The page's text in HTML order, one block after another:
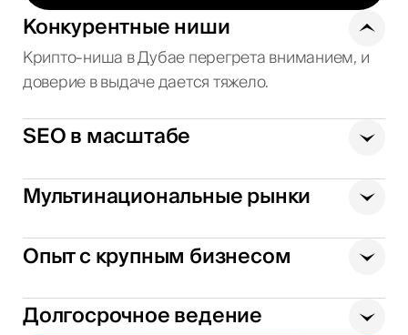
Конкурентные ниши
Крипто-ниша в Дубае перегрета вниманием, и
доверие в выдаче дается тяжело.
SEO в масштабе
Мультинациональные рынки
Опыт с крупным бизнесом
Долгосрочное ведение